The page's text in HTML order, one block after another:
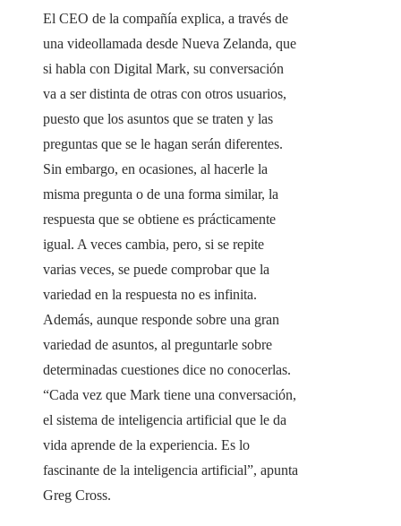
El CEO de la compañía explica, a través de
una videollamada desde Nueva Zelanda, que
si habla con Digital Mark, su conversación
va a ser distinta de otras con otros usuarios,
puesto que los asuntos que se traten y las
preguntas que se le hagan serán diferentes.
Sin embargo, en ocasiones, al hacerle la
misma pregunta o de una forma similar, la
respuesta que se obtiene es prácticamente
igual. A veces cambia, pero, si se repite
varias veces, se puede comprobar que la
variedad en la respuesta no es infinita.
Además, aunque responde sobre una gran
variedad de asuntos, al preguntarle sobre
determinadas cuestiones dice no conocerlas.
“Cada vez que Mark tiene una conversación,
el sistema de inteligencia artificial que le da
vida aprende de la experiencia. Es lo
fascinante de la inteligencia artificial”, apunta
Greg Cross.